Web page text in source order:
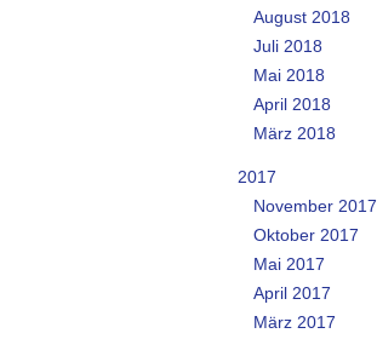
August 2018
Juli 2018
Mai 2018
April 2018
März 2018
2017
November 2017
Oktober 2017
Mai 2017
April 2017
März 2017